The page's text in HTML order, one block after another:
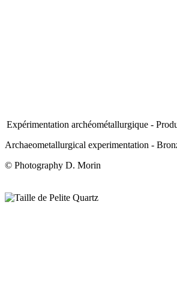
Expérimentation archéométallurgique -
Archaeometallurgical experimentation -
© Photography D. Morin